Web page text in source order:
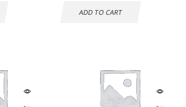
ADD TO CART